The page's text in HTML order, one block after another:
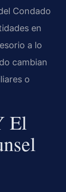
Condado
en
a lo
cambian
o
El